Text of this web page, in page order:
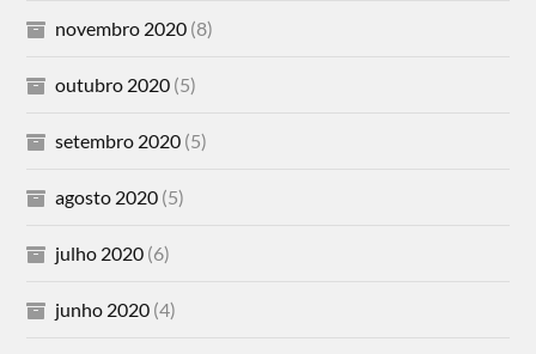
novembro 2020 (8)
outubro 2020 (5)
setembro 2020 (5)
agosto 2020 (5)
julho 2020 (6)
junho 2020 (4)